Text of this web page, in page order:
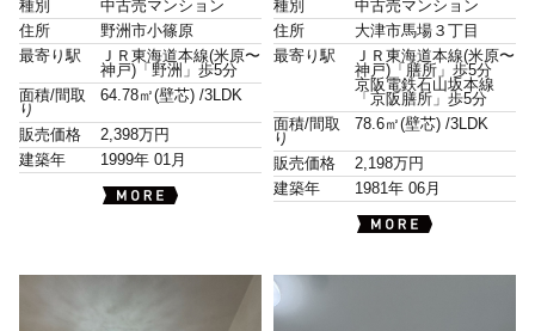
種別
中古売マンション
住所
野洲市小篠原
最寄り駅
ＪＲ東海道本線(米原〜
神戸)「野洲」歩5分
面積/間取
り
64.78㎡(壁芯) /3LDK
販売価格
2,398万円
建築年
1999年 01月
種別
中古売マンション
住所
大津市馬場３丁目
最寄り駅
ＪＲ東海道本線(米原〜
神戸)「膳所」歩5分
京阪電鉄石山坂本線
「京阪膳所」歩5分
面積/間取
り
78.6㎡(壁芯) /3LDK
販売価格
2,198万円
建築年
1981年 06月